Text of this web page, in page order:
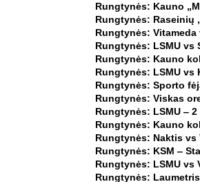
Rungtynės: Kauno
Rungtynės: Raseinių
Rungtynės: Vitameda
Rungtynės: LSMU vs
Rungtynės: Kauno
Rungtynės: LSMU vs
Rungtynės: Sporto
Rungtynės: Viskas
Rungtynės: LSMU ‒
Rungtynės: Kauno
Rungtynės: Naktis vs
Rungtynės: KSM ‒
Rungtynės: LSMU vs
Rungtynės: